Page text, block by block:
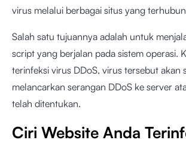
virus melalui berbagai situs yang
Salah satu tujuannya adalah untuk
script yang berjalan pada sistem operasi.
terinfeksi virus DDoS, virus tersebut akan
melancarkan serangan DDoS ke server
telah ditentukan.
Ciri Website Anda